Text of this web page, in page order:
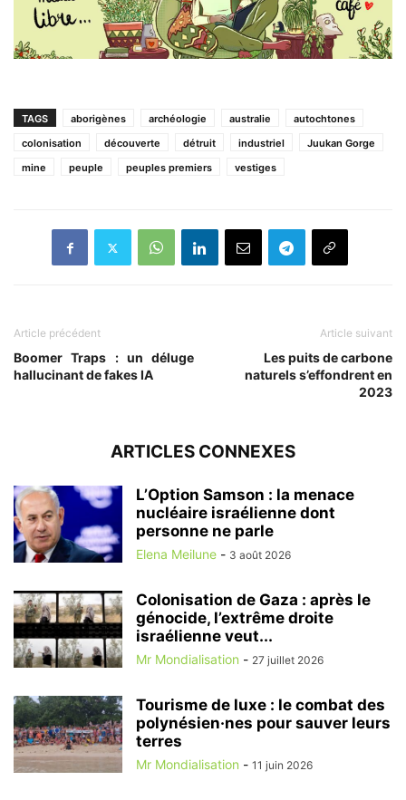
TAGS aborigènes archéologie australie
autochtones
colonisation
découverte détruit industriel
Juukan Gorge
mine
peuple peuples premiers vestiges
Article précédent
Boomer Traps : un déluge
hallucinant de fakes IA
Article suivant
Les puits de carbone
naturels s’effondrent en
2023
ARTICLES CONNEXES
L’Option Samson : la menace
nucléaire israélienne dont
personne ne parle
Elena Meilune - 3 août 2026
Colonisation de Gaza : après le
génocide, l’extrême droite
israélienne veut...
Mr Mondialisation - 27 juillet 2026
Tourisme de luxe : le combat des
polynésien·nes pour sauver leurs
terres
Mr Mondialisation - 11 juin 2026